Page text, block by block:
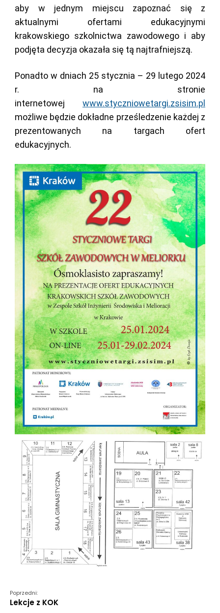
aby w jednym miejscu zapoznać się z
aktualnymi ofertami edukacyjnymi
krakowskiego szkolnictwa zawodowego i aby
podjęta decyzja okazała się tą najtrafniejszą.
Ponadto w dniach 25 stycznia – 29 lutego 2024
r. na stronie
internetowej www.styczniowetargi.zsisim.pl
możliwe będzie dokładne prześledzenie każdej z
prezentowanych na targach ofert
edukacyjnych.
Poprzedni:
Lekcje z KOK